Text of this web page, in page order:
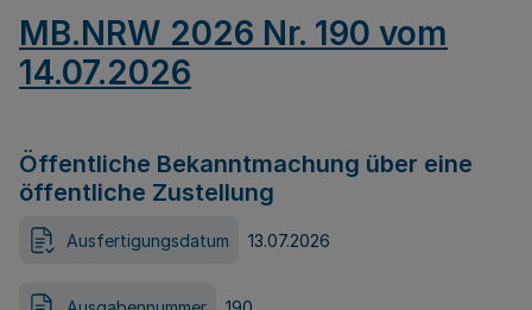
MB.NRW 2026 Nr. 190 vom
14.07.2026
Öffentliche Bekanntmachung über eine
öffentliche Zustellung
Ausfertigungsdatum 13.07.2026